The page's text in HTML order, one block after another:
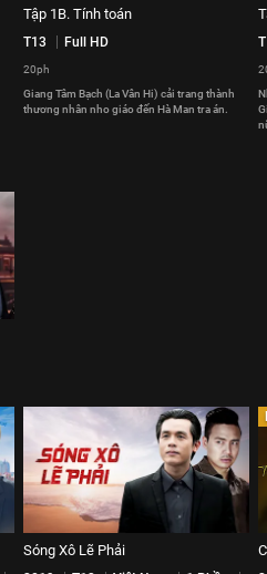
Tập 1B. Tính toán
T13 Full HD
20ph
Giang Tâm Bạch (La Vân Hi) cải trang thành
thương nhân nho giáo đến Hà Man tra án.
Sóng Xô Lẽ Phải